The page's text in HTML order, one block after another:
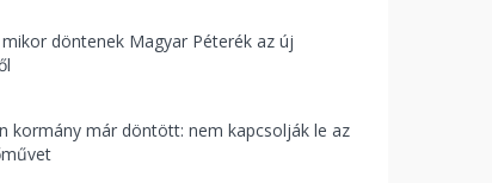
döntenek Magyar Péterék az új
kormány már döntött: nem kapcsolják le az